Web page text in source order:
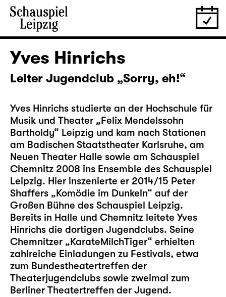
Yves Hinrichs
Leiter Jugendclub „Sorry, eh!“
Yves Hinrichs studierte an der Hochschule für
Musik und Theater „Felix Mendelssohn
Bartholdy“ Leipzig und kam nach Stationen
am Badischen Staatstheater Karlsruhe, am
Neuen Theater Halle sowie am Schauspiel
Chemnitz 2008 ins Ensemble des Schauspiel
Leipzig. Hier inszenierte er 2014/15 Peter
Shaffers „Komödie im Dunkeln“ auf der
Großen Bühne des Schauspiel Leipzig.
Bereits in Halle und Chemnitz leitete Yves
Hinrichs die dortigen Jugendclubs. Seine
Chemnitzer „KarateMilchTiger“ erhielten
zahlreiche Einladungen zu Festivals, etwa
zum Bundestheatertreffen der
Theaterjugendclubs sowie zweimal zum
Berliner Theatertreffen der Jugend.